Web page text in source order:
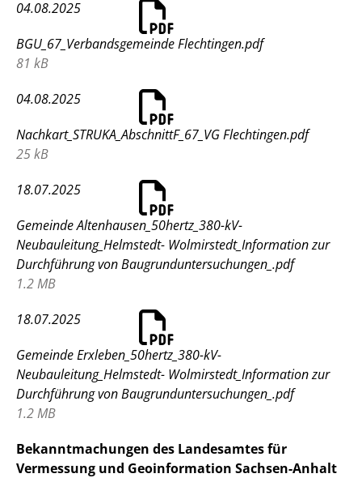
04.08.2025
BGU_67_Verbandsgemeinde Flechtingen.pdf
81 kB
04.08.2025
Nachkart_STRUKA_AbschnittF_67_VG Flechtingen.pdf
25 kB
18.07.2025
Gemeinde Altenhausen_50hertz_380-kV-
Neubauleitung_Helmstedt- Wolmirstedt_Information zur
Durchführung von Baugrunduntersuchungen_.pdf
1.2 MB
18.07.2025
Gemeinde Erxleben_50hertz_380-kV-
Neubauleitung_Helmstedt- Wolmirstedt_Information zur
Durchführung von Baugrunduntersuchungen_.pdf
1.2 MB
Bekanntmachungen des Landesamtes für
Vermessung und Geoinformation Sachsen-Anhalt